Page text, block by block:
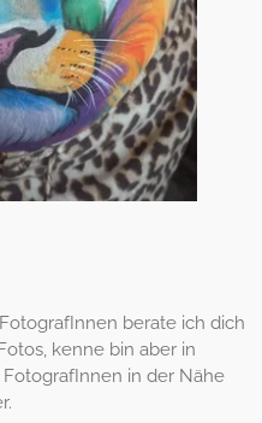
berate ich dich
kenne bin aber in
in der Nähe